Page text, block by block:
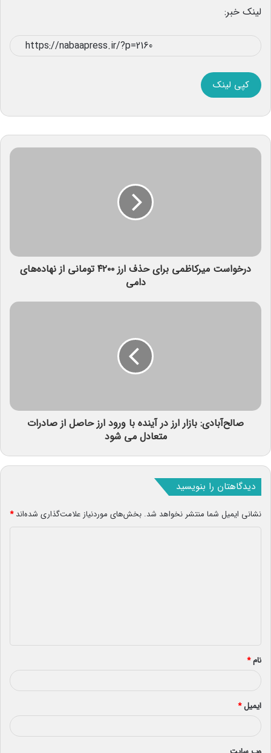
لینک خبر:
کپی لینک
درخواست میرکاظمی برای حذف ارز ۴۲۰۰ تومانی از نهاده‌های
دامی
صالح‌آبادی: بازار ارز در آینده با ورود ارز حاصل از صادرات
متعادل می شود
دیدگاهتان را بنویسید
نشانی ایمیل شما منتشر نخواهد شد. بخش‌های موردنیاز علامت‌گذاری شده‌اند*
*
نام*
ایمیل*